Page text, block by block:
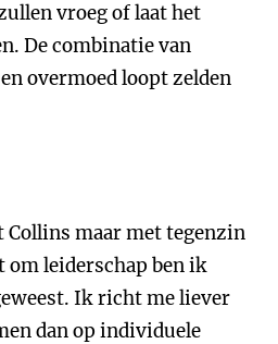
vroeg of laat het
De combinatie van
overmoed loopt zelden
Collins maar met tegenzin
om leiderschap ben ik
Ik richt me liever
dan op individuele